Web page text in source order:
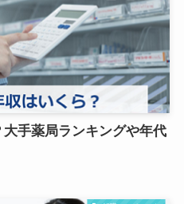
手薬局ランキングや年代